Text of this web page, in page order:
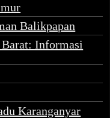
Balikpapan
Informasi
Karanganyar